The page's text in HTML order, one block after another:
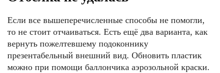
Если все вышеперечисленные способы не помогли,
то не стоит отчаиваться. Есть ещё два варианта, как
вернуть пожелтевшему подоконнику
презентабельный внешний вид. Обновить пластик
можно при помощи баллончика аэрозольной краски.